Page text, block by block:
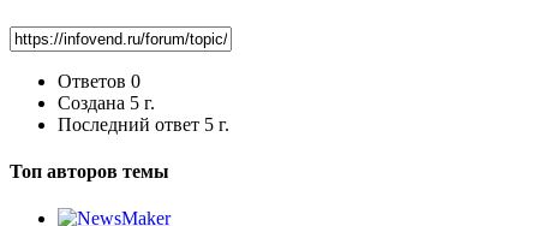
Ответов 0
Создана 5 г.
Последний ответ 5 г.
Топ авторов темы